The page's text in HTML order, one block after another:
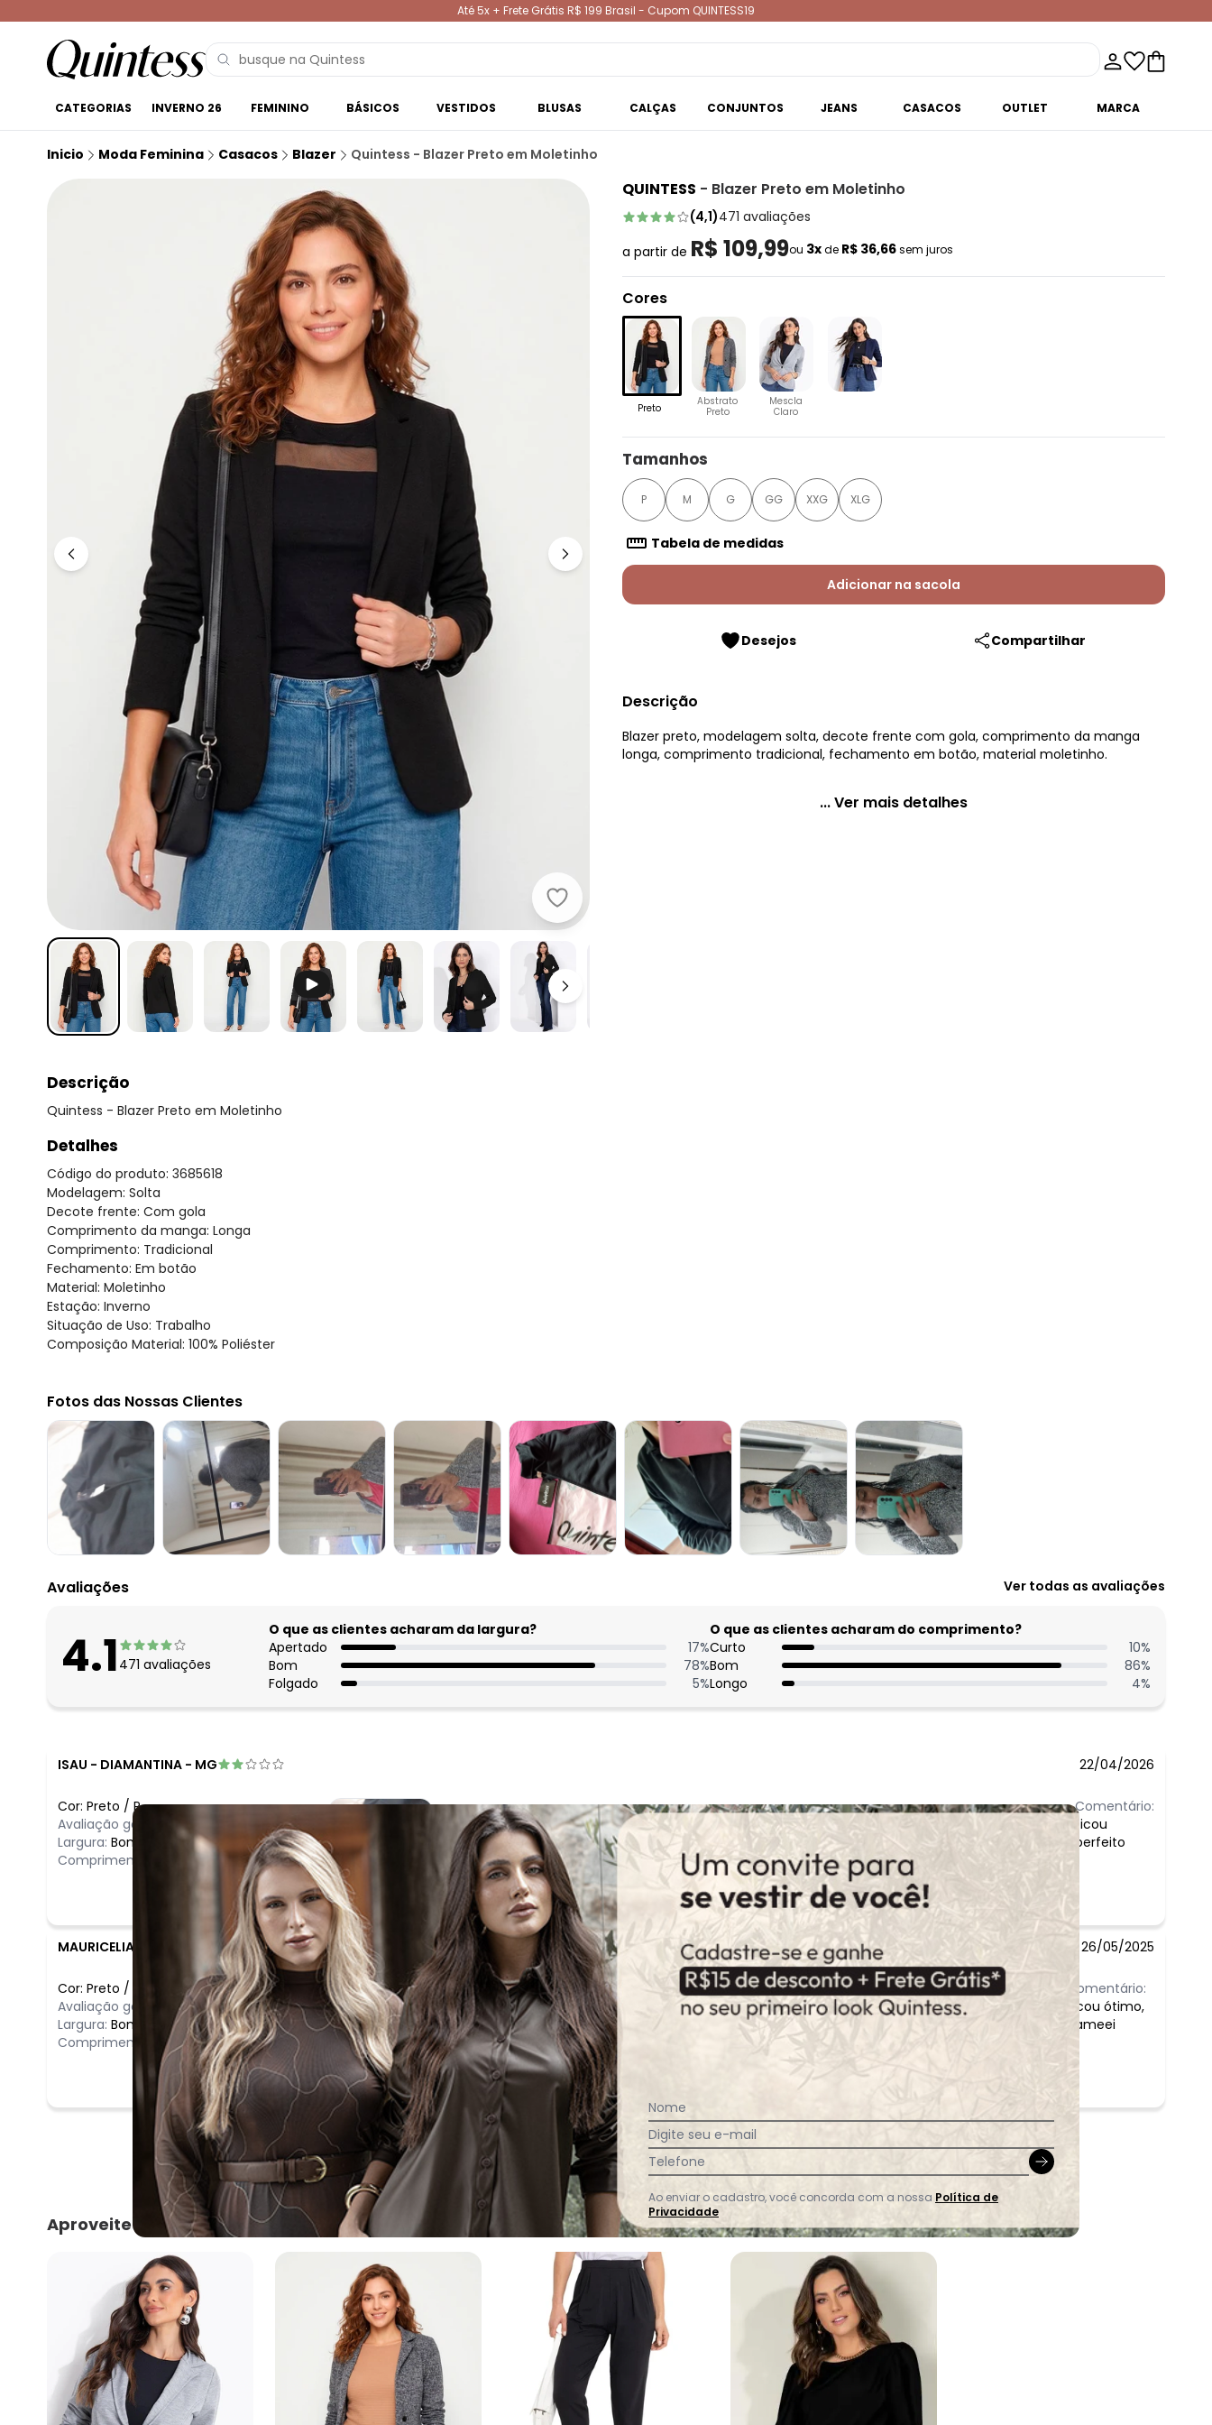
Até 5x + Frete Grátis R$ 199 Brasil - Cupom QUINTESS19
CATEGORIAS INVERNO 26 FEMININO BÁSICOS VESTIDOS BLUSAS CALÇAS CONJUNTOS JEANS CASACOS OUTLET MARCA
Inicio Moda Feminina Casacos Blazer Quintess - Blazer Preto em Moletinho
Quintess - Blazer Preto em Moletinho
QUINTESS - Blazer Preto em Moletinho
(4,1)471 avaliações
a partir de R$ 109,99ou 3xde R$ 36,66sem juros
Cores
Preto
Abstrato
Preto
Mescla
Claro
Tamanhos
P M G GG XXG XLG
Tabela de medidas
Adicionar na sacola
Desejos Compartilhar
Descrição
Blazer preto, modelagem solta, decote frente com gola, comprimento da manga
longa, comprimento tradicional, fechamento em botão, material moletinho.
... Ver mais detalhes
Descrição
Quintess - Blazer Preto em Moletinho
Detalhes
Código do produto: 3685618
Modelagem: Solta
Decote frente: Com gola
Comprimento da manga: Longa
Comprimento: Tradicional
Fechamento: Em botão
Material: Moletinho
Estação: Inverno
Situação de Uso: Trabalho
Composição Material: 100% Poliéster
Fotos das Nossas Clientes
Avaliações Ver todas as avaliações
4.1 471 avaliações
O que as clientes acharam da largura?
Apertado
17%
Bom
78%
Folgado
5%
O que as clientes acharam do comprimento?
Curto
10%
Bom
86%
Longo
4%
ISAU - DIAMANTINA - MG 22/04/2026
Cor: Preto / P
Avaliação geral do produto:
Largura: Bom
Comprimento:
Comentário:
ficou
perfeito
MAURICELIA ARARAQUARA - SP 26/05/2025
Cor: Preto /
Avaliação geral do produto: Ótimo
Largura: Bom
Comprimento:
Bom
Comentário:
Ficou ótimo,
aameei
Ver todas as avaliações
Aproveite e compre junto
Nome
Digite seu e-mail
Telefone
Ao enviar o cadastro, você concorda com a nossa Política de
Privacidade